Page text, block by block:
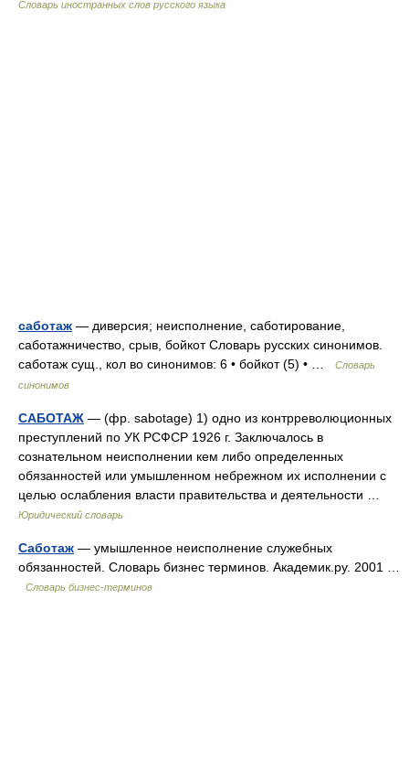
Словарь иностранных слов русского языка
саботаж — диверсия; неисполнение, саботирование,
саботажничество, срыв, бойкот Словарь русских синонимов.
саботаж сущ., кол во синонимов: 6 • бойкот (5) • …
Словарь
синонимов
САБОТАЖ — (фр. sabotage) 1) одно из контрреволюционных
преступлений по УК РСФСР 1926 г. Заключалось в
сознательном неисполнении кем либо определенных
обязанностей или умышленном небрежном их исполнении с
целью ослабления власти правительства и деятельности …
Юридический словарь
Саботаж — умышленное неисполнение служебных
обязанностей. Словарь бизнес терминов. Академик.ру. 2001 …
Словарь бизнес-терминов